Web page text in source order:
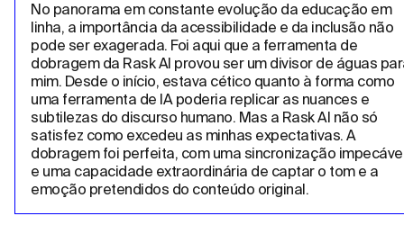
No panorama em constante evolução da educação em
linha, a importância da acessibilidade e da inclusão não
pode ser exagerada. Foi aqui que a ferramenta de
dobragem da Rask AI provou ser um divisor de águas
mim. Desde o início, estava cético quanto à forma como
uma ferramenta de IA poderia replicar as nuances e
subtilezas do discurso humano. Mas a Rask AI não só
satisfez como excedeu as minhas expectativas. A
dobragem foi perfeita, com uma sincronização
e uma capacidade extraordinária de captar o tom e a
emoção pretendidos do conteúdo original.